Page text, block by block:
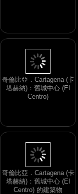
哥倫比亞．Cartagena (卡
塔赫納)：舊城中心 (El
Centro)
哥倫比亞．Cartagena (卡
塔赫納)：舊城中心 (El
Centro) 的建築物